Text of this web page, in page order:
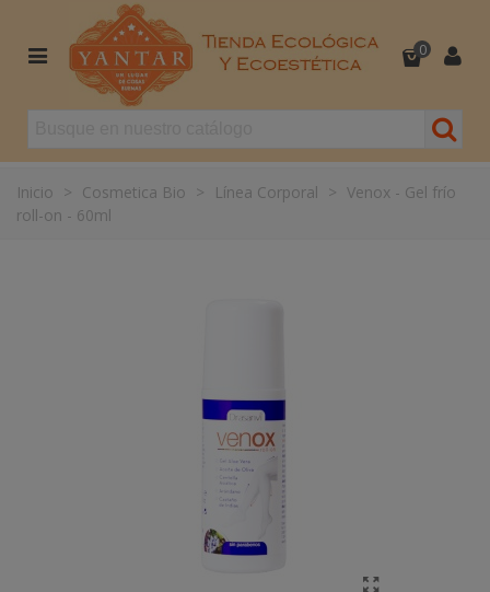
0
Inicio > Cosmetica Bio > Línea Corporal > Venox - Gel frío
roll-on - 60ml